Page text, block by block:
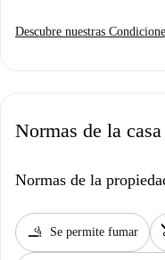
Descubre nuestras
Normas de la casa
Normas de la
smoking_rooms Se permite fumar